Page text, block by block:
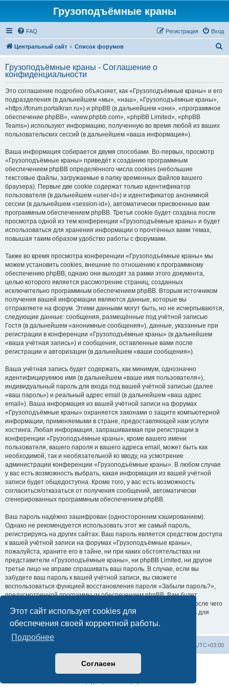
Этот сайт использует cookies для
обеспечения своей корректной работы.
Подробнее
Согласен
Грузоподъёмные краны
FAQ Вход
Регистрация
Центральный сайт Список форумов
с
Грузоподъёмные краны - Соглашение о
конфиденциальности
Это соглашение подробно объясняет, как «Грузоподъёмные краны» и его
подразделения (в дальнейшем «мы», «наш», «Грузоподъёмные краны»,
«https://forum.portalkran.ru») и phpBB (в дальнейшем «они», «программное
обеспечение phpBB», «www.phpbb.com», «phpBB Limited», «phpBB
Teams») используют информацию, полученную во время любой из ваших
пользовательских сессий (в дальнейшем «ваша информация»).
Ваша информация собирается двумя способами. Во-первых, просмотр
«Грузоподъёмные краны» приведёт к созданию программным
обеспечением phpBB определённого числа cookies (небольшие
текстовые файлы, загружаемые в папку временных файлов вашего
браузера). Первые две cookie содержат только идентификатор
пользователя (в дальнейшем «user-id») и идентификатор анонимной
сессии (в дальнейшем «session-id»), автоматически присвоенные вам
программным обеспечением phpBB. Третья cookie будет создана после
просмотра одной из тем конференции «Грузоподъёмные краны» и будет
использоваться для хранения информации о прочтённых вами темах,
повышая таким образом удобство работы с форумами.
Также во время просмотра конференции «Грузоподъёмные краны» мы
можем установить cookies, внешние по отношению к программному
обеспечению phpBB, однако они выходят за рамки этого документа,
целью которого является рассмотрение страниц, созданных
исключительно программным обеспечением phpBB. Вторым источником
получения вашей информации являются данные, которые вы
отправляете на форум. Этими данными могут быть, но не исчерпываются,
следующие данные: сообщения, размещённые под учётной записью
Гостя (в дальнейшем «анонимные сообщения»), данные, указанные при
регистрации в конференции «Грузоподъёмные краны» (в дальнейшем
«ваша учётная запись») и сообщения, оставленные вами после
регистрации и авторизации (в дальнейшем «ваши сообщения»).
Ваша учётная запись будет содержать, как минимум, однозначно
идентифицируемое имя (в дальнейшем «ваше имя пользователя»),
индивидуальный пароль для входа под вашей учётной записью (далее
«ваш пароль») и реальный адрес email (в дальнейшем «ваш адрес
email»). Ваша информация из вашей учётной записи на форумах
«Грузоподъёмные краны» охраняется законами о защите компьютерной
информации, применяемыми в стране, предоставляющей нам услуги
хостинга. Любая информация, запрашиваемая при регистрации в
конференции «Грузоподъёмные краны», кроме вашего имени
пользователя, вашего пароля и вашего адреса email, может быть как
необходимой, так и необязательной ко вводу, на усмотрение
администрации конференции «Грузоподъёмные краны». В любом случае
у вас есть возможность выбрать, какая информация из вашей учётной
записи будет общедоступна. Кроме того, у вас есть возможность
согласиться/отказаться от получения сообщений, автоматически
сгенерированных программным обеспечением phpBB.
Ваш пароль надёжно зашифрован (односторонним хэшированием).
Однако не рекомендуется использовать этот же самый пароль,
регистрируясь на других сайтах. Ваш пароль является средством доступа
к вашей учётной записи на форумах «Грузоподъёмные краны»,
пожалуйста, храните его в тайне, ни при каких обстоятельствах ни
представители «Грузоподъёмные краны», ни phpBB Limited, ни другое
третье лицо не вправе спрашивать ваш пароль. В случае, если вы
забудете ваш пароль к вашей учётной записи, вы сможете
воспользоваться функцией восстановления пароля «Забыли пароль?»,
предусмотренной программным обеспечением phpBB. Вам будет
необходимо ввести ваше имя пользователя и ваш адрес email, после чего
программное обеспечение phpBB сгенерирует вам новый пароль для
вашей учётной записи.
UTC+03:00
Создано на основеphpBB® Forum Software © phpBB Limited
Русская поддержка phpBB